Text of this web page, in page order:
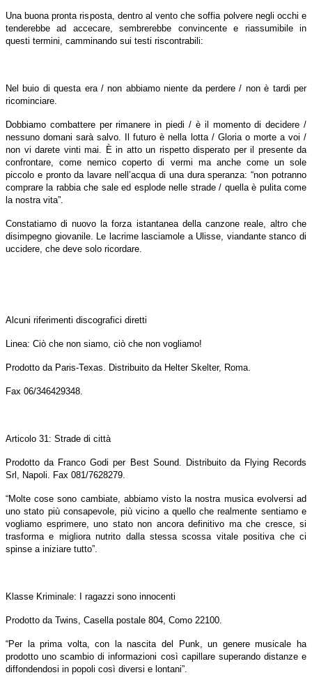
Una buona pronta risposta, dentro al vento che soffia polvere negli occhi e
tenderebbe ad accecare, sembrerebbe convincente e riassumibile in
questi termini, camminando sui testi riscontrabili:
Nel buio di questa era / non abbiamo niente da perdere / non è tardi per
ricominciare.
Dobbiamo combattere per rimanere in piedi / è il momento di decidere /
nessuno domani sarà salvo. Il futuro è nella lotta / Gloria o morte a voi /
non vi darete vinti mai. È in atto un rispetto disperato per il presente da
confrontare, come nemico coperto di vermi ma anche come un sole
piccolo e pronto da lavare nell’acqua di una dura speranza: “non potranno
comprare la rabbia che sale ed esplode nelle strade / quella è pulita come
la nostra vita”.
Constatiamo di nuovo la forza istantanea della canzone reale, altro che
disimpegno giovanile. Le lacrime lasciamole a Ulisse, viandante stanco di
uccidere, che deve solo ricordare.
Alcuni riferimenti discografici diretti
Linea: Ciò che non siamo, ciò che non vogliamo!
Prodotto da Paris-Texas. Distribuito da Helter Skelter, Roma.
Fax 06/346429348.
Articolo 31: Strade di città
Prodotto da Franco Godi per Best Sound. Distribuito da Flying Records
Srl, Napoli. Fax 081/7628279.
“Molte cose sono cambiate, abbiamo visto la nostra musica evolversi ad
uno stato più consapevole, più vicino a quello che realmente sentiamo e
vogliamo esprimere, uno stato non ancora definitivo ma che cresce, si
trasforma e migliora nutrito dalla stessa scossa vitale positiva che ci
spinse a iniziare tutto”.
Klasse Kriminale: I ragazzi sono innocenti
Prodotto da Twins, Casella postale 804, Como 22100.
“Per la prima volta, con la nascita del Punk, un genere musicale ha
prodotto uno scambio di informazioni così capillare superando distanze e
diffondendosi in popoli così diversi e lon­tani”.